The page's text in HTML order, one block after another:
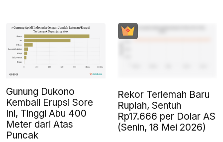
Gunung Dukono
Kembali Erupsi Sore
Ini, Tinggi Abu 400
Meter dari Atas
Puncak
Rekor Terlemah Baru
Rupiah, Sentuh
Rp17.666 per Dolar AS
(Senin, 18 Mei 2026)